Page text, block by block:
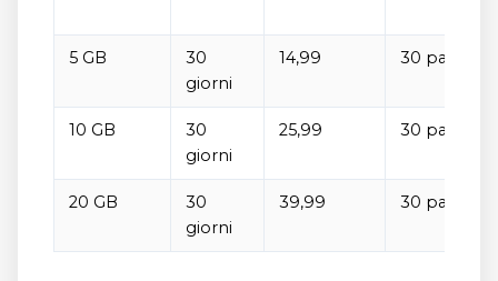
5 GB
30
giorni
14,99 30 paesi
10 GB
30
giorni
25,99 30 paesi
20 GB
30
giorni
39,99 30 paesi